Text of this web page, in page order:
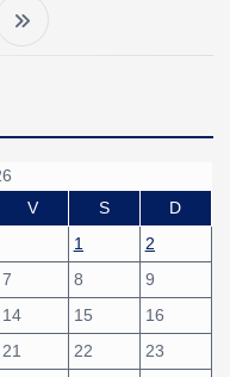
V S
D
1
2
7 8
9
14 15
16
21 22
23